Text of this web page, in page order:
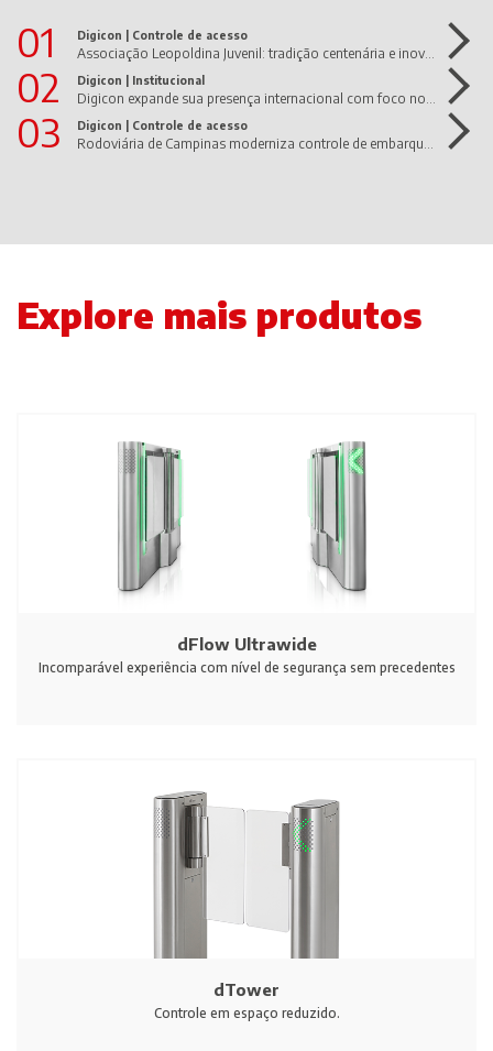
01 Digicon | Controle de acesso
02 Digicon | Institucional
03 Digicon | Controle de acesso
Explore mais produtos
dFlow Ultrawide
Incomparável experiência com nível de segurança sem precedentes
dTower
Controle em espaço reduzido.